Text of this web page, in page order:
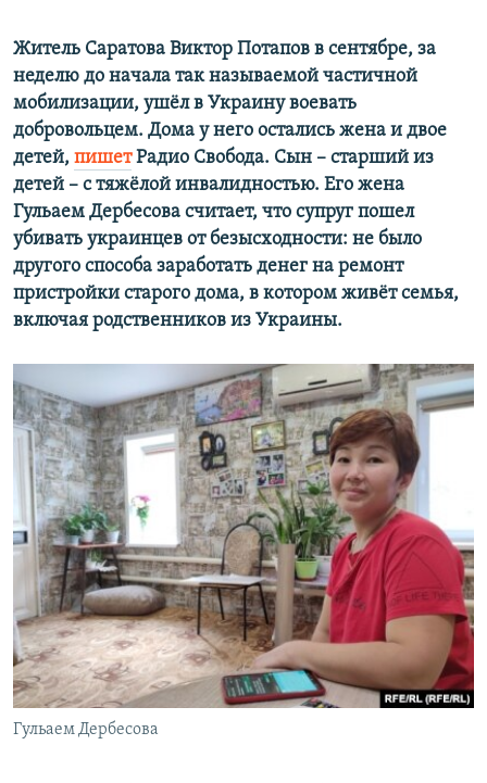
Все сайты РСЕ/РС
Житель Саратова Виктор Потапов в сентябре, за
неделю до начала так называемой частичной
мобилизации, ушёл в Украину воевать
добровольцем. Дома у него остались жена и двое
детей, пишетРадио Свобода. Сын – старший из
детей – с тяжёлой инвалидностью. Его жена
Гульаем Дербесова считает, что супруг пошел
убивать украинцев от безысходности: не было
другого способа заработать денег на ремонт
пристройки старого дома, в котором живёт семья,
включая родственников из Украины.
Гульаем Дербесова